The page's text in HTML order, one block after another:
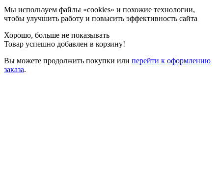
Мы используем файлы «cookies» и похожие технологии,
чтобы улучшить работу и повысить эффективность сайта
Хорошо, больше не показывать
Товар успешно добавлен в корзину!
Вы можете продолжить покупки или перейти к оформлению
заказа.